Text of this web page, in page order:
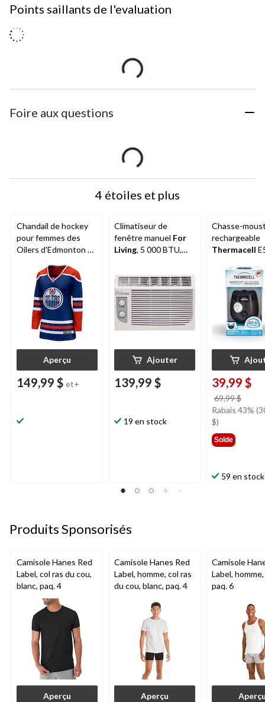
Points saillants de l'evaluation
Foire aux questions
4 étoiles et plus
Chandail de hockey
pour femmes des
Oilers d'Edmonton de
Aperçu
149,99 $ et+
Climatiseur de
fenêtre manuel For
Living, 5 000 BTU,
Ajouter
139,99 $
19 en stock
Chasse-
rechargeable
Thermacell
39,99 $
69,99 $
était
Rabais 43%
$)
Solde
59 en stock
Produits Sponsorisés
Camisole Hanes Red
Label, col ras du cou,
blanc, paq. 4
Aperçu
Camisole Hanes Red
Label, homme, col ras
du cou, blanc, paq. 4
Aperçu
Camisole
Label,
paq. 6